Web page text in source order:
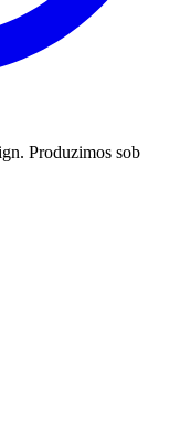
Produzimos sob